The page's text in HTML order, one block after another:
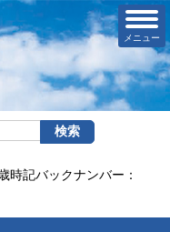
メニュー
時記バックナンバー：